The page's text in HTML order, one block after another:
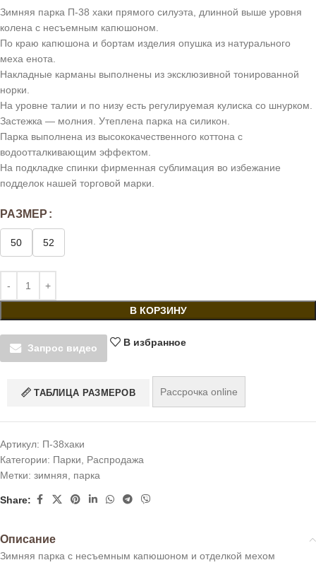
Зимняя парка П-38 хаки прямого силуэта, длинной выше уровня
колена с несъемным капюшоном.
По краю капюшона и бортам изделия опушка из натурального
меха енота.
Накладные карманы выполнены из эксклюзивной тонированной
норки.
На уровне талии и по низу есть регулируемая кулиска со шнурком.
Застежка — молния. Утеплена парка на силикон.
Парка выполнена из высококачественного коттона с
водоотталкивающим эффектом.
На подкладке спинки фирменная сублимация во избежание
подделок нашей торговой марки.
РАЗМЕР
50 52
В КОРЗИНУ
Запрос видео
В избранное
ТАБЛИЦА РАЗМЕРОВ Рассрочка online
Артикул: П-38хаки
Категории: Парки, Распродажа
Метки: зимняя, парка
Share:
Описание
Зимняя парка с несъемным капюшоном и отделкой мехом